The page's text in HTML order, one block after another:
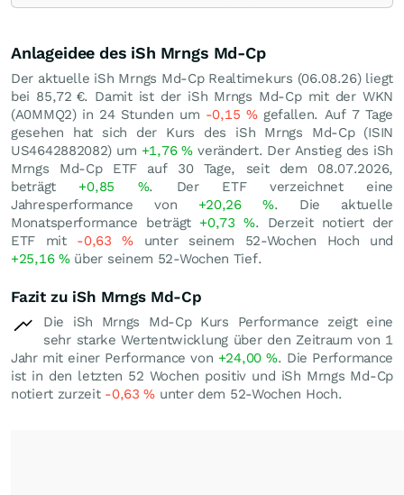
Anlageidee des iSh Mrngs Md-Cp
Der aktuelle iSh Mrngs Md-Cp Realtimekurs (06.08.26) liegt
bei 85,72 €. Damit ist der iSh Mrngs Md-Cp mit der WKN
(A0MMQ2) in 24 Stunden um -0,15 %gefallen. Auf 7 Tage
gesehen hat sich der Kurs des iSh Mrngs Md-Cp (ISIN
US4642882082) um +1,76% verändert. Der Anstieg des iSh
Mrngs Md-Cp ETF auf 30 Tage, seit dem 08.07.2026,
beträgt +0,85 %. Der ETF verzeichnet eine
Jahresperformance von +20,26%. Die aktuelle
Monatsperformance beträgt +0,73 %. Derzeit notiert der
ETF mit -0,63% unter seinem 52-Wochen Hoch und
+25,16 %über seinem 52-Wochen Tief.
Fazit zu iSh Mrngs Md-Cp
Die iSh Mrngs Md-Cp Kurs Performance zeigt eine
sehr starke Wertentwicklung über den Zeitraum von 1
Jahr mit einer Performance von +24,00%. Die Performance
ist in den letzten 52 Wochen positiv und iSh Mrngs Md-Cp
notiert zurzeit -0,63% unter dem 52-Wochen Hoch.